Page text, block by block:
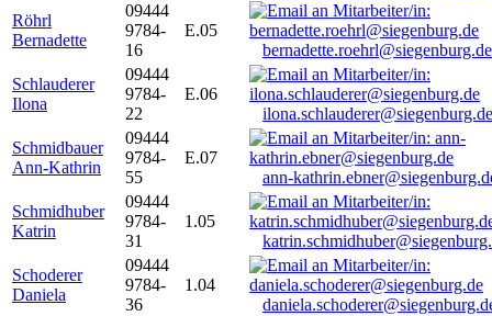
Röhrl
Bernadette
09444
9784-
16
E.05
bernadette.roehrl@siegenburg.de
Schlauderer
Ilona
09444
9784-
22
E.06
ilona.schlauderer@siegenburg.de
Schmidbauer
Ann-Kathrin
09444
9784-
55
E.07
ann-
Schmidhuber
Katrin
09444
9784-
31
1.05
Schoderer
Daniela
09444
9784-
36
1.04